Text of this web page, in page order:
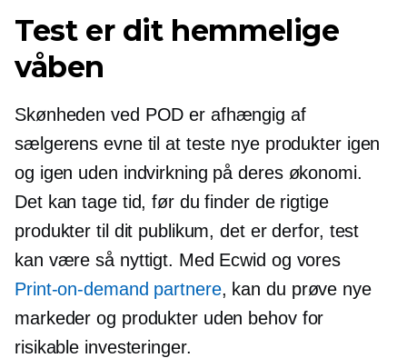
Test er dit hemmelige
våben
Skønheden ved POD er ​​afhængig af
sælgerens evne til at teste nye produkter igen
og igen uden indvirkning på deres økonomi.
Det kan tage tid, før du finder de rigtige
produkter til dit publikum, det er derfor, test
kan være så nyttigt. Med Ecwid og vores
Print-on-demand partnere, kan du prøve nye
markeder og produkter uden behov for
risikable investeringer.